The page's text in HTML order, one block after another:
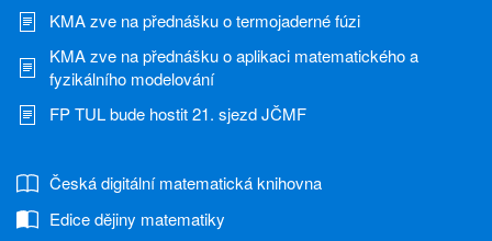
KMA zve na přednášku o termojaderné fúzi
KMA zve na přednášku o aplikaci matematického a
fyzikálního modelování
FP TUL bude hostit 21. sjezd JČMF
Česká digitální matematická knihovna
Edice dějiny matematiky